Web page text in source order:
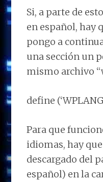
Si, a parte de
en español, hay
pongo a
una sección un
mismo archivo
define
Para que
idiomas, hay
descargado del
español) en la